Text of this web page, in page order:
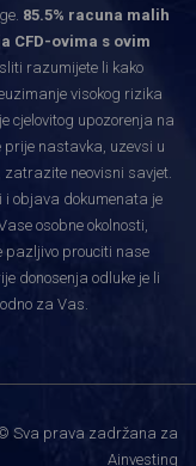
85.5% racuna malih
CFD-ovima s ovim
razumijete li kako
visokog rizika
cjelovitog upozorenja na
nastavka, uzevsi u
zatrazite neovisni savjet.
objava dokumenata je
osobne okolnosti,
pazljivo prouciti nase
donosenja odluke je li
za Vas.
Sva prava zadržana za
Ainvesting